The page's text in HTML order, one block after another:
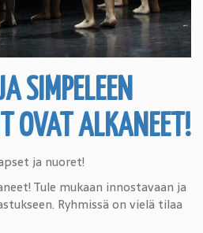
SIMPELEEN
OVAT ALKANEET!
ja nuoret!
Tule mukaan innostavaan ja
Ryhmissä on vielä tilaa